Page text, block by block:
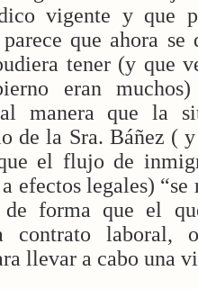
vigente y que
parece que ahora
tener (y que
eran
manera que la
de la Sra. Báñez (
el flujo de
efectos legales)
forma que el
contrato laboral,
llevar a cabo una